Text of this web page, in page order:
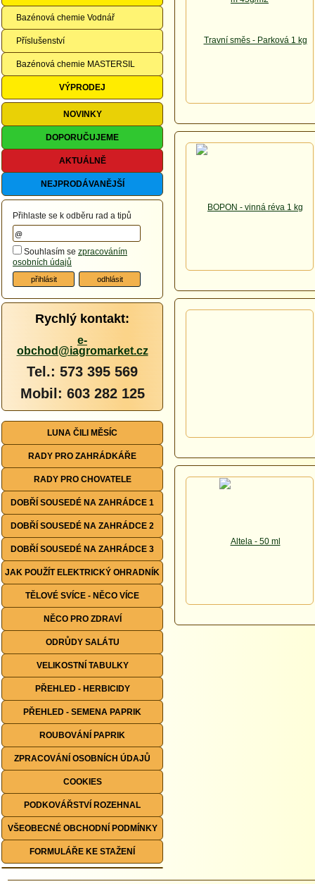
Bazénová chemie Vodnář
Příslušenství
Bazénová chemie MASTERSIL
VÝPRODEJ
NOVINKY
DOPORUČUJEME
AKTUÁLNĚ
NEJPRODÁVANĚJŠÍ
Přihlaste se k odběru rad a tipů
Souhlasím se zpracováním
osobních údajů
Rychlý kontakt:
e-
obchod@iagromarket.cz
Tel.: 573 395 569
Mobil: 603 282 125
LUNA ČILI MĚSÍC
RADY PRO ZAHRÁDKÁŘE
RADY PRO CHOVATELE
DOBŘÍ SOUSEDÉ NA ZAHRÁDCE 1
DOBŘÍ SOUSEDÉ NA ZAHRÁDCE 2
DOBŘÍ SOUSEDÉ NA ZAHRÁDCE 3
JAK POUŽÍT ELEKTRICKÝ OHRADNÍK
TĚLOVÉ SVÍCE - NĚCO VÍCE
NĚCO PRO ZDRAVÍ
ODRŮDY SALÁTU
VELIKOSTNÍ TABULKY
PŘEHLED - HERBICIDY
PŘEHLED - SEMENA PAPRIK
ROUBOVÁNÍ PAPRIK
ZPRACOVÁNÍ OSOBNÍCH ÚDAJŮ
COOKIES
PODKOVÁŘSTVÍ ROZEHNAL
VŠEOBECNÉ OBCHODNÍ PODMÍNKY
FORMULÁŘE KE STAŽENÍ